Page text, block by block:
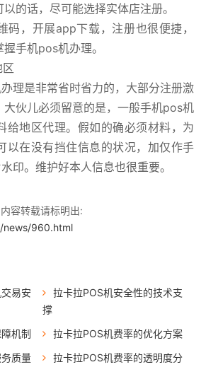
的话，尽可能选择实体店注册。
码，开展app下载，注册也很便捷，
手机pos机办理。
理是非常省时省力的，大部分注册激
伙儿必须留意的是，一般手机pos机
给地区代理。假如的确必须材料，为
以在没有挡住信息的状况，加仅作手
印。维护好本人信息也很重要。
容转载请标明出:
news/960.html
易安
拉卡拉POS机安全性的技术支
撑
机制
拉卡拉POS机费率的优化方案
质量
拉卡拉POS机费率的透明度分